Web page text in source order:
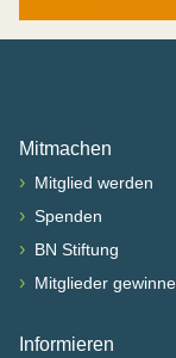
Mitmachen
› Mitglied werden
› Spenden
› BN Stiftung
› Mitglieder
Informieren